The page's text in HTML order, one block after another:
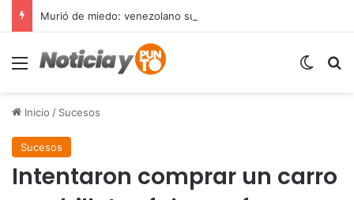
Menú
Inicio / Sucesos
Sucesos
Intentaron comprar un carro